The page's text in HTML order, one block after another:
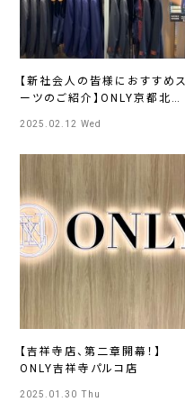
【新社会人の皆様におすすめス
ーツのご紹介】ONLY京都北山
2025.02.12 Wed
【吉祥寺店、第二章開幕！】
ONLY吉祥寺パルコ店
2025.01.30 Thu